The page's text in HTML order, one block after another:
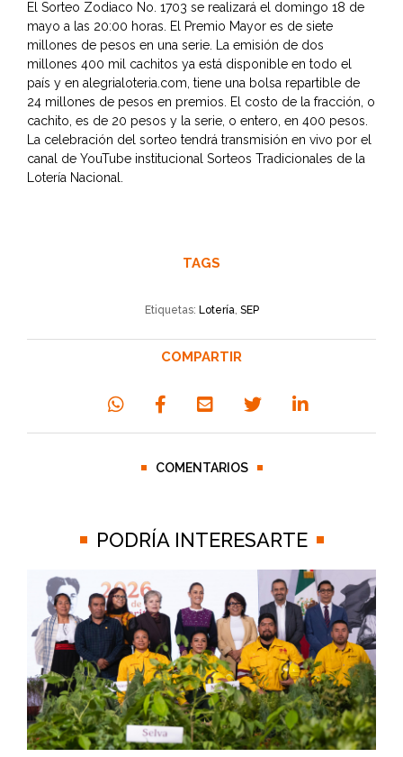
El Sorteo Zodiaco No. 1703 se realizará el domingo 18 de
mayo a las 20:00 horas. El Premio Mayor es de siete
millones de pesos en una serie. La emisión de dos
millones 400 mil cachitos ya está disponible en todo el
país y en alegrialoteria.com, tiene una bolsa repartible de
24 millones de pesos en premios. El costo de la fracción, o
cachito, es de 20 pesos y la serie, o entero, en 400 pesos.
La celebración del sorteo tendrá transmisión en vivo por el
canal de YouTube institucional Sorteos Tradicionales de la
Lotería Nacional.
TAGS
Etiquetas: Lotería, SEP
COMPARTIR
COMENTARIOS
PODRÍA INTERESARTE